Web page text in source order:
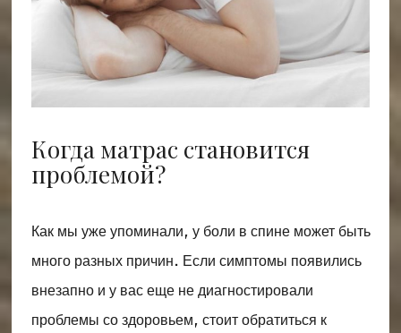
Когда матрас становится
проблемой?
Как мы уже упоминали, у боли в спине может быть
много разных причин. Если симптомы появились
внезапно и у вас еще не диагностировали
проблемы со здоровьем, стоит обратиться к